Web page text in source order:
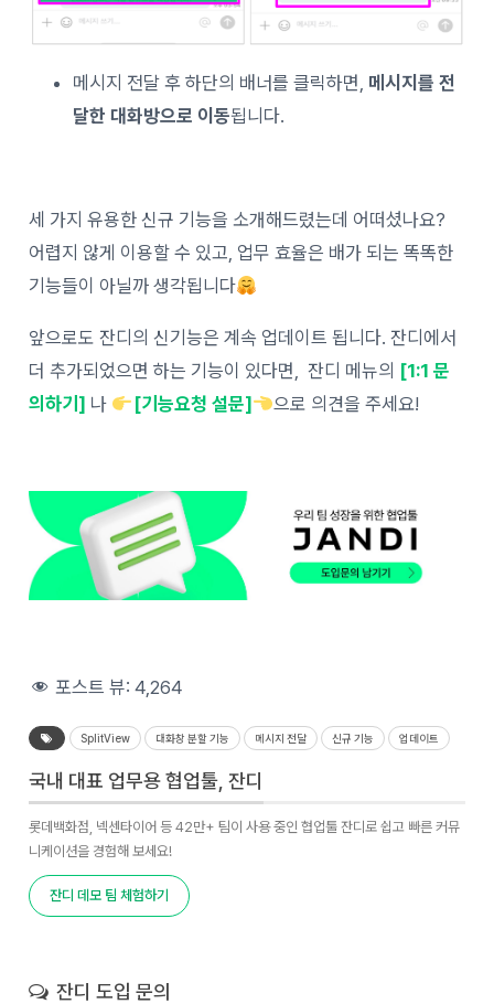
메시지 전달 후 하단의 배너를 클릭하면, 메시지를 전
달한 대화방으로 이동됩니다.
세 가지 유용한 신규 기능을 소개해드렸는데 어떠셨나요?
어렵지 않게 이용할 수 있고, 업무 효율은 배가 되는 똑똑한
기능들이 아닐까 생각됩니다
앞으로도 잔디의 신기능은 계속 업데이트 됩니다. 잔디에서
더 추가되었으면 하는 기능이 있다면, 잔디 메뉴의 [1:1 문
의하기] 나 [기능요청 설문] 으로 의견을 주세요!
포스트 뷰:4,264
SplitView 대화창 분할 기능 메시지 전달 신규 기능 업데이트
국내 대표 업무용 협업툴, 잔디
롯데백화점, 넥센타이어 등 42만+ 팀이 사용 중인 협업툴 잔디로 쉽고 빠른 커뮤
니케이션을 경험해 보세요!
잔디 데모 팀 체험하기
잔디 도입 문의